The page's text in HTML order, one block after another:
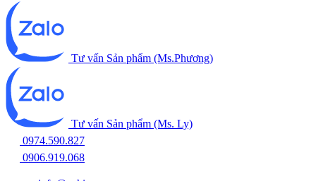
Tư vấn Sản phẩm (Ms.Phương)
Tư vấn Sản phẩm (Ms. Ly)
0974.590.827
0906.919.068